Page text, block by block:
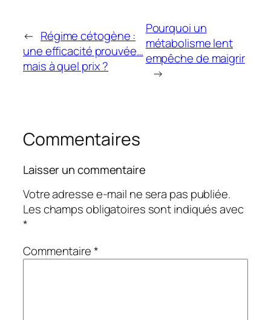
← Régime cétogène :
une efficacité prouvée…
mais à quel prix ?
Pourquoi un
métabolisme lent
empêche de maigrir
→
Commentaires
Laisser un commentaire
Votre adresse e-mail ne sera pas publiée.
Les champs obligatoires sont indiqués avec
*
Commentaire*